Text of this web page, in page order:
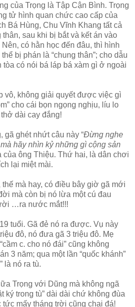
của Trọng là Tập Cận Bình. Trọng
tử hình quan chức cao cấp của
Bá Hùng, Chu Vĩnh Khang tất cả
sau khi bị bắt và kết án vào
có hằn học đến đâu, thì hình
bị phán là “chung thân”; cho dẫu
tòa có nói bá láp bá xàm gì ở ngoài
vô, không giải quyết được việc gì
cho cái bọn ngọng nghịu, líu lo
dài cay đắng!
gã ghét nhứt câu này “Đừng nghe
hãy nhìn kỷ những gì cộng sản
của ông Thiệu. Thứ hai, là dân chơi
lại miệt mài.
mà hay, có điều bây giờ gã mới
mà còn bị nó lừa một cú đau
…ra nước mắt!!!
tuổi. Gã đẻ nó ra được. Vụ này
đô, nó đưa gã 3 triệu đô. Mẹ
c. cho nó đái” cũng không
3 năm; qua một lần “quốc khánh”
là nó ra tù.
Trọng với Dũng mà không ngã
ký trong tù” dài dài chứ không đùa
mấy tháng trời cũng chai đá!